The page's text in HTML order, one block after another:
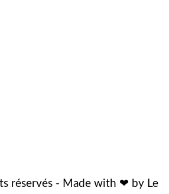
réservés - Made with ❤ by Le